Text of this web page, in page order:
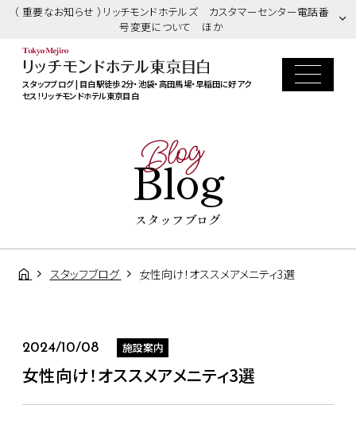
（ 重要なお知らせ ）リッチモンドホテルズ カスタマーセンター電話番
号変更について ほか
スタッフブログ | 目白駅徒歩2分・池袋・高田馬場・早稲田に好アク
セス！リッチモンドホテル東京目白
Blog
Blog
スタッフブログ
スタッフブログ 女性向け！オススメアメニティ3選
2024/10/08 施設案内
女性向け！オススメアメニティ3選